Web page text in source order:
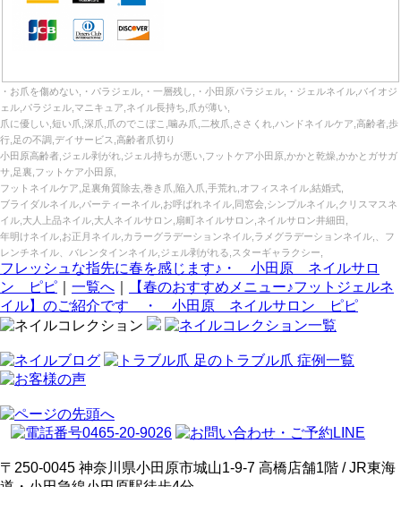
・お爪を傷めない,・パラジェル,・一層残し,・小田原パラジェル,・ジェルネイル,バイオジ
ェル,パラジェル,マニキュア,ネイル長持ち,爪が薄い,
爪に優しい,短い爪,深爪,爪のでこぼこ,噛み爪,二枚爪,ささくれ,ハンドネイルケア,高齢者,歩
行,足の不調,デイサービス,高齢者爪切り
小田原高齢者,ジェル剥がれ,ジェル持ちが悪い,フットケア小田原,かかと乾燥,かかとガサガ
サ,足裏,フットケア小田原,
フットネイルケア,足裏角質除去,巻き爪,陥入爪,手荒れ,オフィスネイル,結婚式,
ブライダルネイル,パーティーネイル,お呼ばれネイル,同窓会,シンプルネイル,クリスマスネ
イル,大人上品ネイル,大人ネイルサロン,扇町ネイルサロン,ネイルサロン井細田,
年明けネイル,お正月ネイル,カラーグラデーションネイル,ラメグラデーションネイル,、フ
レンチネイル、バレンタインネイル,ジェル剥がれる,スターギャラクシー,
フレッシュな指先に春を感じます♪・ 小田原 ネイルサロ
ン ピピ
一覧へ
【春のおすすめメニュー♪フットジェルネ
イル】のご紹介です ・ 小田原 ネイルサロン ピピ
〒250-0045 神奈川県小田原市城山1-9-7 高橋店舗1階 / JR東海
道・小田急線小田原駅徒歩4分